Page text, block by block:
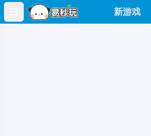
Open main menu
新游戏